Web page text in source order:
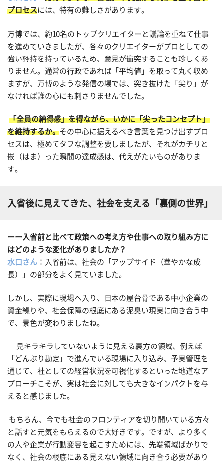
プロセスには、特有の難しさがあります。
万博では、約10名のトップクリエイターと議論を重ねて仕事
を進めていきましたが、各々のクリエイターがプロとしての
強い矜持を持っているため、意見が衝突することも珍しくあ
りません。通常の行政であれば「平均値」を取って丸く収め
ますが、万博のような発信の場では、突き抜けた「尖り」が
なければ誰の心にも刺さりませんでした。
「全員の納得感」を得ながら、いかに「尖ったコンセプト」
を維持するか。その中心に据えるべき言葉を見つけ出すプロ
セスは、極めてタフな調整を要しましたが、それがカチリと
嵌（はま）った瞬間の達成感は、代えがたいものがありま
す。
入省後に見えてきた、社会を支える「裏側の世界」
ーー入省前と比べて政策への考え方や仕事への取り組み方に
はどのような変化がありましたか？
水口さん ：入省前は、社会の「アップサイド（華やかな成
長）」の部分をよく見ていました。
しかし、実際に現場へ入り、日本の屋台骨である中小企業の
資金繰りや、社会保障の根底にある泥臭い現実に向き合う中
で、景色が変わりましたね。
一見キラキラしていないように見える裏方の領域、例えば
「どんぶり勘定」で進んでいる現場に入り込み、予実管理を
通じて、社としての経営状況を可視化するといった地道なア
プローチこそが、実は社会に対しても大きなインパクトを与
えると感じました。
もちろん、今でも社会のフロンティアを切り開いている方々
と話すと元気をもらえるので大好きです。ですが、より多く
の人や企業が行動変容を起こすためには、先端領域ばかりで
なく、社会の根底にある見えない領域に向き合う必要があり